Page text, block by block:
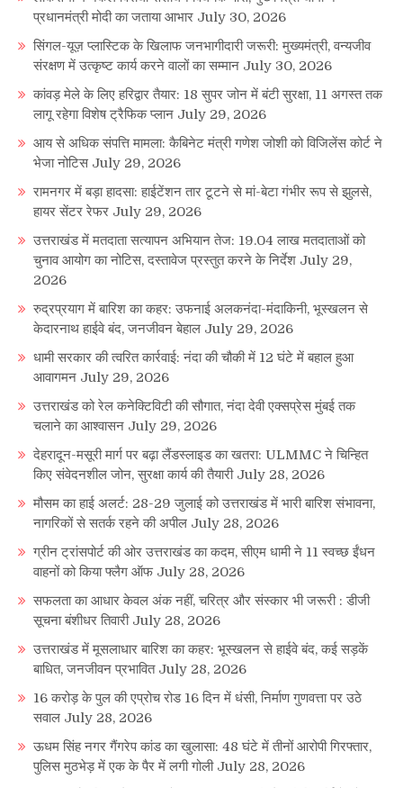
प्रधानमंत्री मोदी का जताया आभार July 30, 2026
सिंगल-यूज़ प्लास्टिक के खिलाफ जनभागीदारी जरूरी: मुख्यमंत्री, वन्यजीव
संरक्षण में उत्कृष्ट कार्य करने वालों का सम्मान July 30, 2026
कांवड़ मेले के लिए हरिद्वार तैयार: 18 सुपर जोन में बंटी सुरक्षा, 11 अगस्त तक
लागू रहेगा विशेष ट्रैफिक प्लान July 29, 2026
आय से अधिक संपत्ति मामला: कैबिनेट मंत्री गणेश जोशी को विजिलेंस कोर्ट ने
भेजा नोटिस July 29, 2026
रामनगर में बड़ा हादसा: हाईटेंशन तार टूटने से मां-बेटा गंभीर रूप से झुलसे,
हायर सेंटर रेफर July 29, 2026
उत्तराखंड में मतदाता सत्यापन अभियान तेज: 19.04 लाख मतदाताओं को
चुनाव आयोग का नोटिस, दस्तावेज प्रस्तुत करने के निर्देश July 29,
2026
रुद्रप्रयाग में बारिश का कहर: उफनाई अलकनंदा-मंदाकिनी, भूस्खलन से
केदारनाथ हाईवे बंद, जनजीवन बेहाल July 29, 2026
धामी सरकार की त्वरित कार्रवाई: नंदा की चौकी में 12 घंटे में बहाल हुआ
आवागमन July 29, 2026
उत्तराखंड को रेल कनेक्टिविटी की सौगात, नंदा देवी एक्सप्रेस मुंबई तक
चलाने का आश्वासन July 29, 2026
देहरादून-मसूरी मार्ग पर बढ़ा लैंडस्लाइड का खतरा: ULMMC ने चिन्हित
किए संवेदनशील जोन, सुरक्षा कार्य की तैयारी July 28, 2026
मौसम का हाई अलर्ट: 28-29 जुलाई को उत्तराखंड में भारी बारिश संभावना,
नागरिकों से सतर्क रहने की अपील July 28, 2026
ग्रीन ट्रांसपोर्ट की ओर उत्तराखंड का कदम, सीएम धामी ने 11 स्वच्छ ईंधन
वाहनों को किया फ्लैग ऑफ July 28, 2026
सफलता का आधार केवल अंक नहीं, चरित्र और संस्कार भी जरूरी : डीजी
सूचना बंशीधर तिवारी July 28, 2026
उत्तराखंड में मूसलाधार बारिश का कहर: भूस्खलन से हाईवे बंद, कई सड़कें
बाधित, जनजीवन प्रभावित July 28, 2026
16 करोड़ के पुल की एप्रोच रोड 16 दिन में धंसी, निर्माण गुणवत्ता पर उठे
सवाल July 28, 2026
ऊधम सिंह नगर गैंगरेप कांड का खुलासा: 48 घंटे में तीनों आरोपी गिरफ्तार,
पुलिस मुठभेड़ में एक के पैर में लगी गोली July 28, 2026